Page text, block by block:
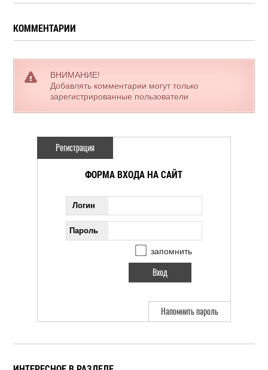
КОММЕНТАРИИ
ВНИМАНИЕ!
Добавлять комментарии могут только
зарегистрированные пользователи
Регистрация
ФОРМА ВХОДА НА САЙТ
Логин
Пароль
запомнить
Напомнить пароль